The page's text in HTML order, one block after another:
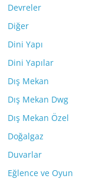
Devreler
Diğer
Dini Yapı
Dini Yapılar
Dış Mekan
Dış Mekan Dwg
Dış Mekan Özel
Doğalgaz
Duvarlar
Eğlence ve Oyun